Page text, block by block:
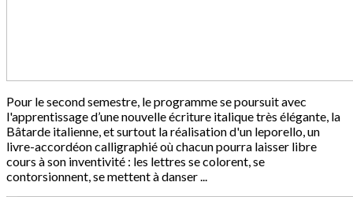
Pour le second semestre, le programme se poursuit avec
l'apprentissage d’une nouvelle écriture italique très élégante, la
Bâtarde italienne, et surtout la réalisation d'un leporello, un
livre-accordéon calligraphié où chacun pourra laisser libre
cours à son inventivité : les lettres se colorent, se
contorsionnent, se mettent à danser ...